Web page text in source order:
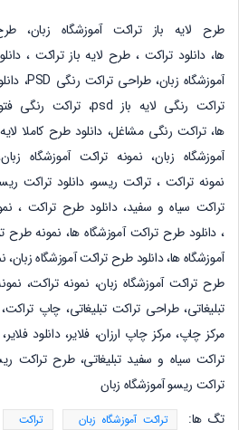
طرح لایه باز تراکت آموزشگاه زبان،
ها، دانلود تراکت ، طرح لایه باز تراکت ،
آموزشگاه زبان،
تراکت رنگی لایه باز psd، تراکت رنگی فتوشاپ،
ها،تراکت رنگی مشاغل، دانلود طرح کاملا
آموزشگاه زبان، نمونه تراکت آموزشگاه
نمونهتراکت ، تراکت ریسو، دانلود تراکت
تراکت سیاه و سفید، دانلود طرح تراکت ،
،دانلود طرح تراکت آموزشگاه ها، نمونه طرح
آموزشگاه ها،دانلود طرح تراکت آموزشگاه زبان،
طرح تراکت آموزشگاه زبان، نمونه تراکت،
تبلیغاتی، طراحی تراکت تبلیغاتی، چاپ
مرکز چاپ، مرکز چاپ ارزان، فلایر، دانلود
تراکت سیاه و سفید تبلیغاتی، طرح تراکت
تراکت ریسو آموزشگاه زبان
تگ ها:
تراکت آموزشگاه زبان تراکت